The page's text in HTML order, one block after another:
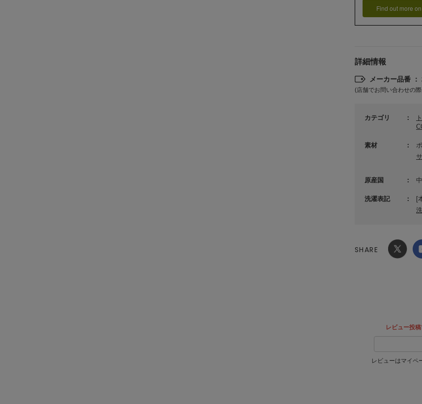
Find out more
詳細情報
メーカー品番
(店舗でお問い合わせの
カテゴリ
素材
原産国
洗濯表記
[
SHARE
レビュー投
レビューはマイペ